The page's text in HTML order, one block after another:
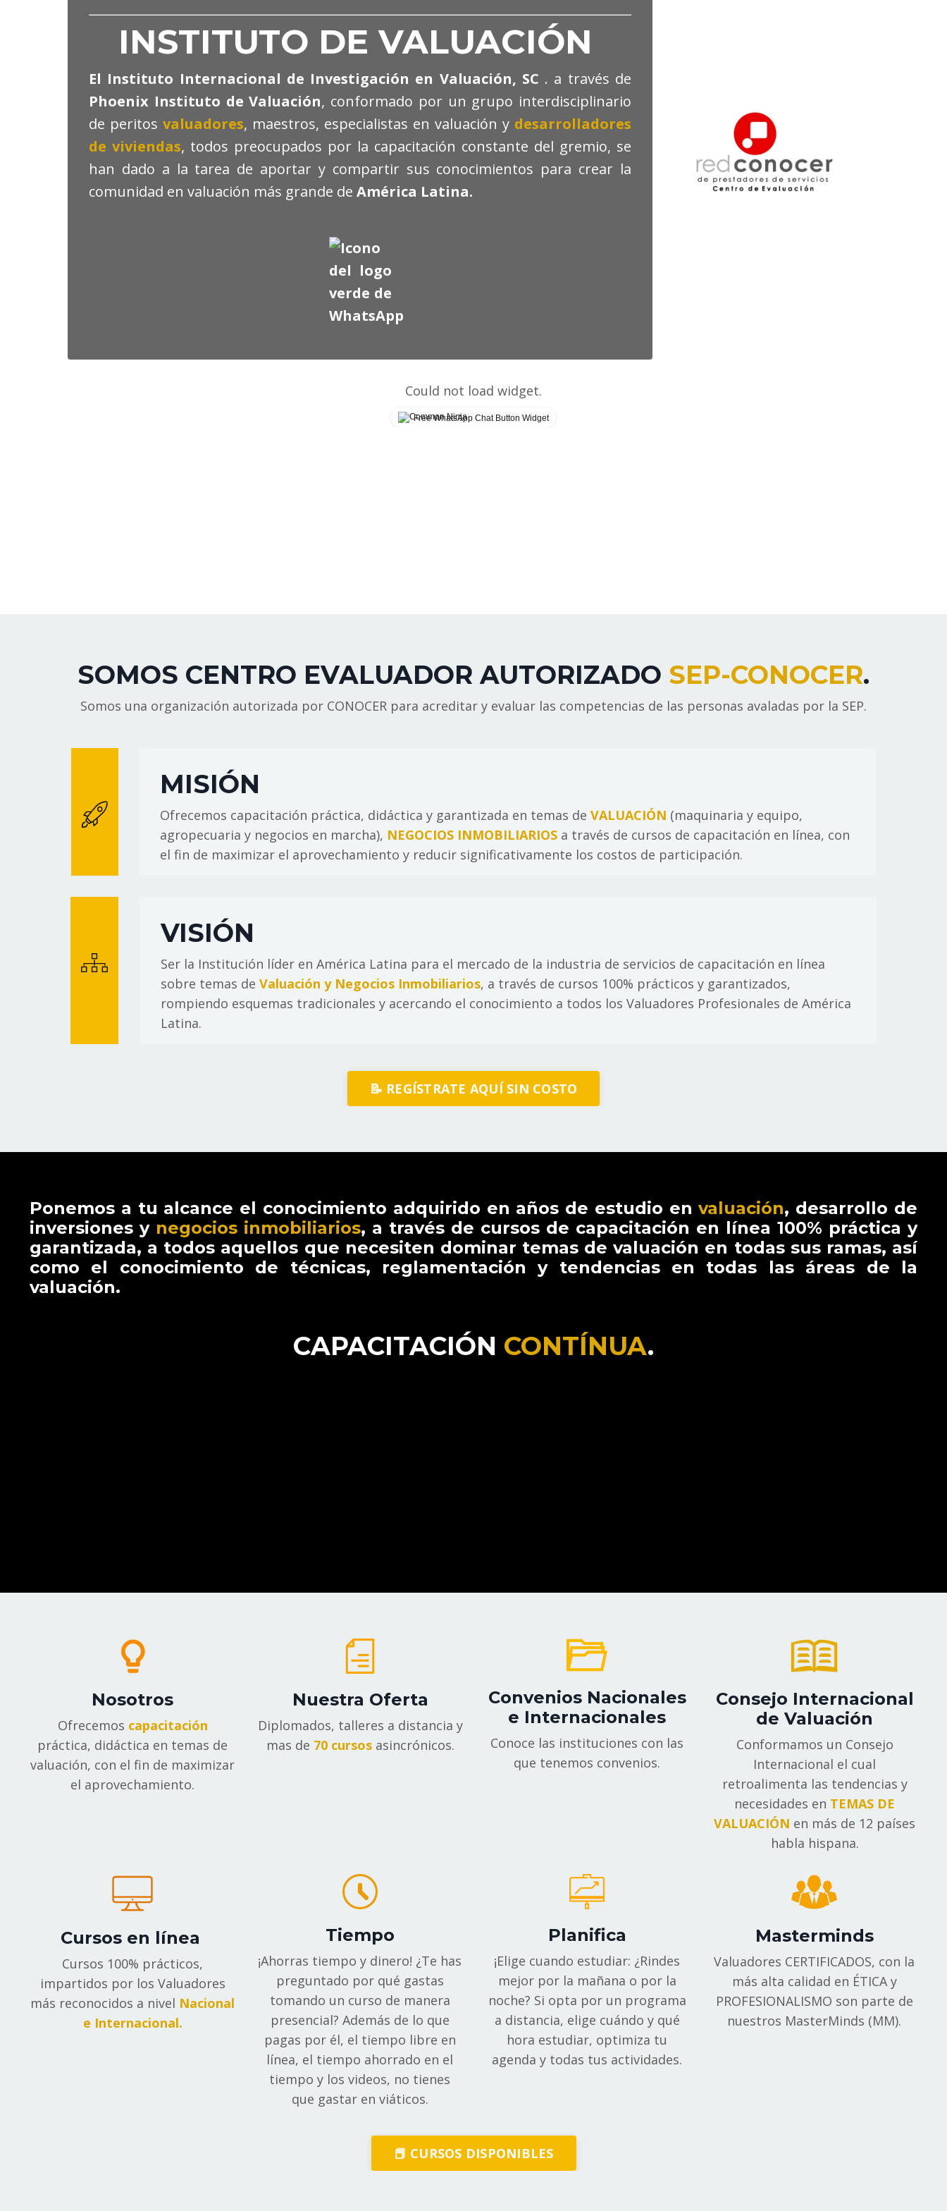
INSTITUTO DE VALUACIÓN
El Instituto Internacional de Investigación en Valuación, SC . a través de
Phoenix Instituto de Valuación, conformado por un grupo interdisciplinario
de peritos valuadores, maestros, especialistas en valuación y desarrolladores
de viviendas, todos preocupados por la capacitación constante del gremio, se
han dado a la tarea de aportar y compartir sus conocimientos para crear la
comunidad en valuación más grande de América Latina.
Could not load widget.
Free WhatsApp Chat Button Widget
SOMOS CENTRO EVALUADOR AUTORIZADO SEP-CONOCER.
Somos una organización autorizada por CONOCER para acreditar y evaluar las competencias de las personas avaladas por la SEP.
MISIÓN
Ofrecemos capacitación práctica, didáctica y garantizada en temas deVALUACIÓN (maquinaria y equipo,
agropecuaria y negocios en marcha), NEGOCIOS INMOBILIARIOS a través de cursos de capacitación en línea, con
el fin de maximizar el aprovechamiento y reducir significativamente los costos de participación.
VISIÓN
Ser la Institución líder en América Latina para el mercado de la industria de servicios de capacitación en línea
sobre temas de Valuación y Negocios Inmobiliarios, a través de cursos 100% prácticos y garantizados,
rompiendo esquemas tradicionales y acercando el conocimiento a todos los Valuadores Profesionales de América
Latina.
📝 REGÍSTRATE AQUÍ SIN COSTO
Ponemos a tu alcance el conocimiento adquirido en años de estudio envaluación, desarrollo de
inversiones y negocios inmobiliarios, a través de cursos de capacitación en línea 100% práctica y
garantizada, a todos aquellos que necesiten dominar temas de valuación en todas sus ramas, así
como el conocimiento de técnicas, reglamentación y tendencias en todas las áreas de la
valuación.
CAPACITACIÓN CONTÍNUA.
Nosotros
Ofrecemos capacitación
práctica, didáctica en temas de
valuación, con el fin de maximizar
el aprovechamiento.
Nuestra Oferta
Diplomados, talleres a distancia y
mas de 70 cursosasincrónicos.
Convenios Nacionales
e Internacionales
Conoce las instituciones con las
que tenemos convenios.
Consejo Internacional
de Valuación
Conformamos un Consejo
Internacional el cual
retroalimenta las tendencias y
necesidades en TEMAS DE
VALUACIÓN en más de 12 países
habla hispana.
Cursos en línea
Cursos 100% prácticos,
impartidos por los Valuadores
más reconocidos a nivel Nacional
e Internacional.
Tiempo
¡Ahorras tiempo y dinero! ¿Te has
preguntado por qué gastas
tomando un curso de manera
presencial? Además de lo que
pagas por él, el tiempo libre en
línea, el tiempo ahorrado en el
tiempo y los videos, no tienes
que gastar en viáticos.
Planifica
¡Elige cuando estudiar: ¿Rindes
mejor por la mañana o por la
noche? Si opta por un programa
a distancia, elige cuándo y qué
hora estudiar, optimiza tu
agenda y todas tus actividades.
Masterminds
Valuadores CERTIFICADOS, con la
más alta calidad en ÉTICA y
PROFESIONALISMO son parte de
nuestros MasterMinds (MM).
📕 CURSOS DISPONIBLES